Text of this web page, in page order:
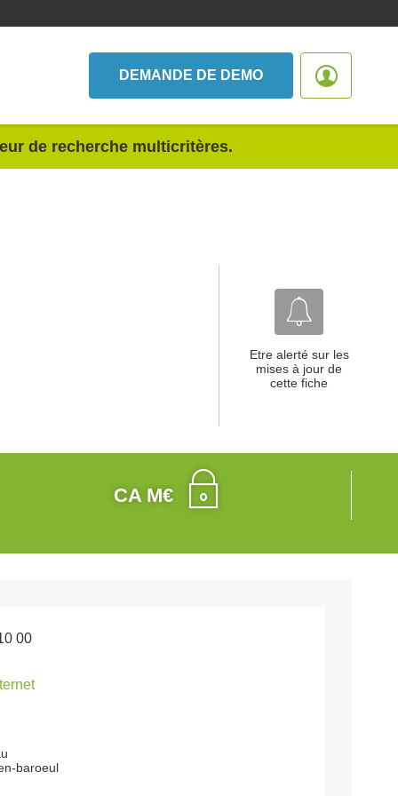
DEMANDE DE DEMO
de recherche multicritères.
Etre alerté sur les
mises à jour de
cette fiche
CA M€
00
baroeul